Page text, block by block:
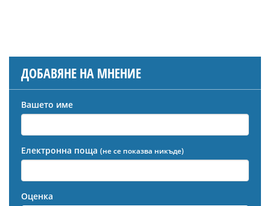
ДОБАВЯНЕ НА МНЕНИЕ
Вашето име
Електронна поща (не се показва никъде)
Оценка